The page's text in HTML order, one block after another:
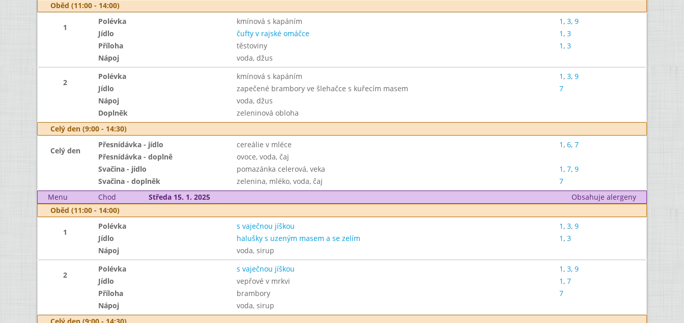
Oběd (11:00 - 14:00)
1
Polévka kmínová s kapáním 1, 3, 9
Jídlo
čufty v rajské omáčce 1, 3
Příloha
těstoviny 1, 3
Nápoj
voda, džus
2
Polévka kmínová s kapáním 1, 3, 9
Jídlo
zapečené brambory ve šlehačce s kuřecím masem
7
Nápoj
voda, džus
Doplněk
zeleninová obloha
Celý den (9:00 - 14:30)
Celý den
Přesnídávka - jídlo cereálie v mléce 1, 6, 7
Přesnídávka - doplně
ovoce, voda, čaj
Svačina - jídlo
pomazánka celerová, veka 1, 7, 9
Svačina - doplněk
zelenina, mléko, voda, čaj
7
Menu
Chod Středa 15. 1. 2025
Obsahuje alergeny
Oběd (11:00 - 14:00)
1
Polévka s vaječnou jíškou 1, 3, 9
Jídlo
halušky s uzeným masem a se zelím 1, 3
Nápoj
voda, sirup
2
Polévka s vaječnou jíškou 1, 3, 9
Jídlo
vepřové v mrkvi 1, 7
Příloha
brambory
7
Nápoj
voda, sirup